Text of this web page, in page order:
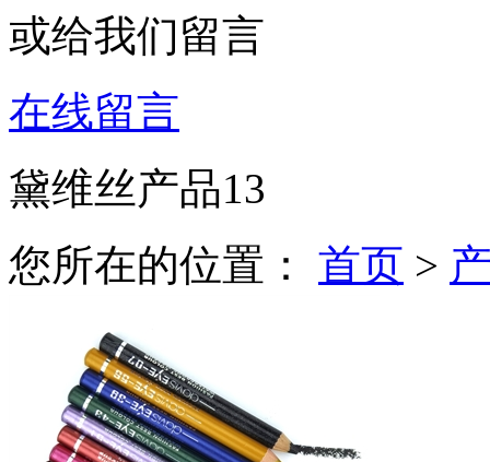
或给我们留言
在线留言
黛维丝产品13
您所在的位置： 首页 >